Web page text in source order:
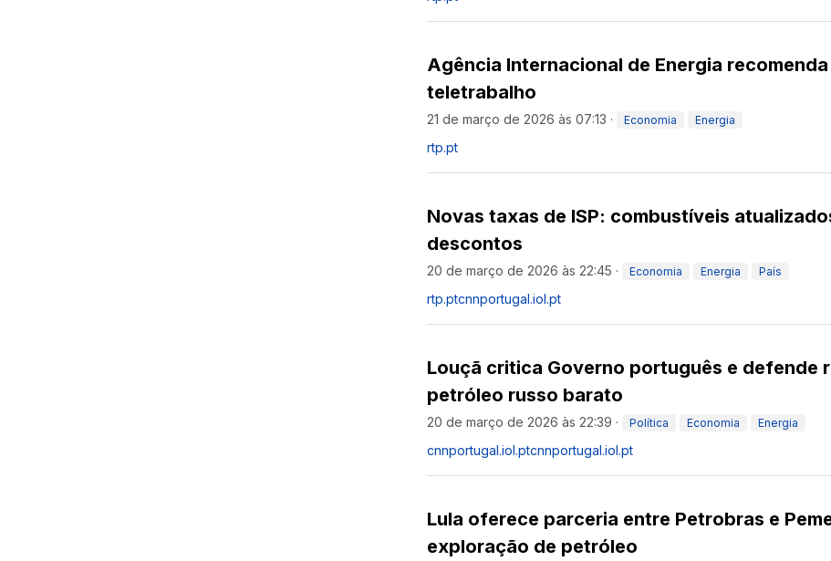
Agência Internacional de Energia
teletrabalho
21 de março de 2026 às 07:13 · Economia Energia
rtp.pt
Novas taxas de ISP: combustíveis
descontos
20 de março de 2026 às 22:45 · Economia Energia País
rtp.ptcnnportugal.iol.pt
Louçã critica Governo português e defende
petróleo russo barato
20 de março de 2026 às 22:39 · Política Economia Energia
cnnportugal.iol.ptcnnportugal.iol.pt
Lula oferece parceria entre Petrobras e
exploração de petróleo